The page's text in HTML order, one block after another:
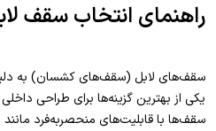
راهنمای انتخاب سقف
سقف‌های لابل (سقف‌های کشسان) به دلیل
یکی از بهترین گزینه‌ها برای طراحی
سقف‌ها با قابلیت‌های منحصربه‌فرد